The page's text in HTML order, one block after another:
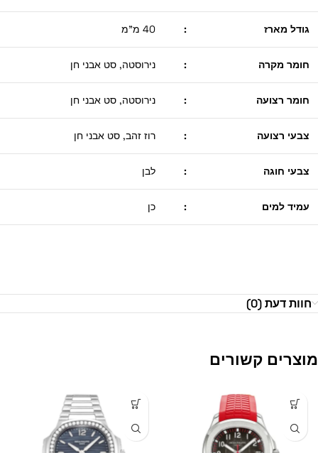
גודל מארז : 40 מ"מ
חומר מקרה : נירוסטה, סט אבני חן
חומר רצועה : נירוסטה, סט אבני חן
צבעי רצועה : רוז זהב, סט אבני חן
צבעי חוגה : לבן
עמיד למים : כן
חוות דעת (0)
מוצרים קשורים